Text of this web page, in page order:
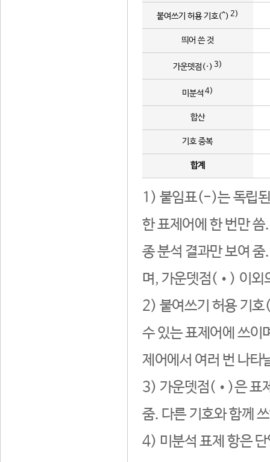
붙여쓰기 허용 기호(^) 2)
띄어 쓴 것
가운뎃점(·) 3)
미분석 4)
합산
기호 중복
합계
1) 붙임표(-)는 독립된
한 표제어에 한 번만
종 분석 결과만 보여
며, 가운뎃점(•) 이외
2) 붙여쓰기 허용 기호
수 있는 표제어에 쓰이
제어에서 여러 번 나타
3) 가운뎃점(•)은 표
줌. 다른 기호와 함께
4) 미분석 표제 항은